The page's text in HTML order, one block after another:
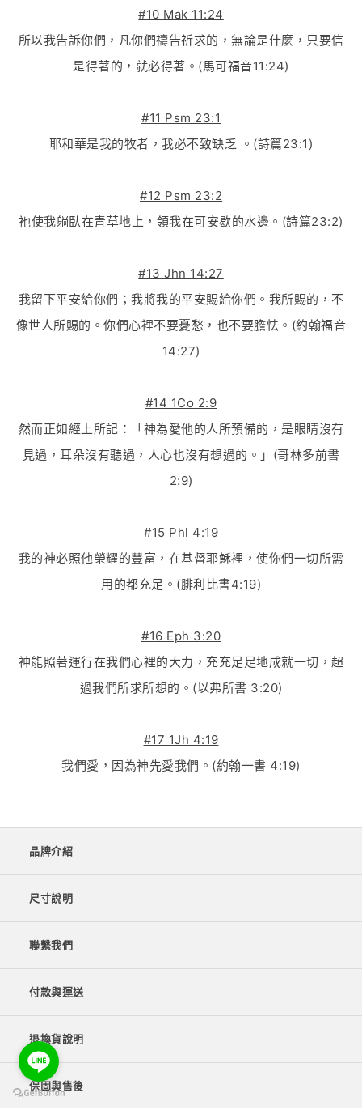
#10 Mak 11:24
所以我告訴你們，凡你們禱告祈求的，無論是什麼，只要信
是得著的，就必得著。(馬可福音11:24)
#11 Psm 23:1
耶和華是我的牧者，我必不致缺乏 。(詩篇23:1)
#12 Psm 23:2
祂使我躺臥在青草地上，領我在可安歇的水邊。(詩篇23:2)
#13 Jhn 14:27
我留下平安給你們；我將我的平安賜給你們。我所賜的，不
像世人所賜的。你們心裡不要憂愁，也不要膽怯。(約翰福音
14:27)
#14 1Co 2:9
然而正如經上所記：「神為愛他的人所預備的，是眼睛沒有
見過，耳朵沒有聽過，人心也沒有想過的。」(哥林多前書
2:9)
#15 Phl 4:19
我的神必照他榮耀的豐富，在基督耶穌裡，使你們一切所需
用的都充足。(腓利比書4:19)
#16 Eph 3:20
神能照著運行在我們心裡的大力，充充足足地成就一切，超
過我們所求所想的。(以弗所書 3:20)
#17 1Jh 4:19
我們愛，因為神先愛我們。(約翰一書 4:19)
品牌介紹
尺寸說明
聯繫我們
付款與運送
退換貨說明
保固與售後